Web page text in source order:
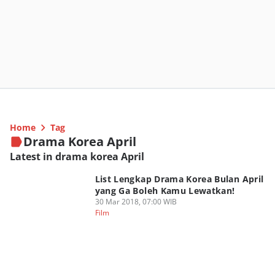
Home Tag
Drama Korea April
Latest in drama korea April
List Lengkap Drama Korea Bulan April
yang Ga Boleh Kamu Lewatkan!
30 Mar 2018, 07:00 WIB
Film